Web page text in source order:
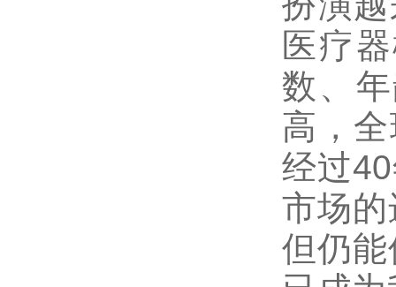
医疗
数、
高，
经过
市场
但仍